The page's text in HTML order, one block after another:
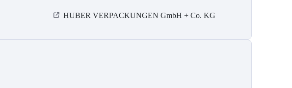
HUBER VERPACKUNGEN GmbH + Co. KG